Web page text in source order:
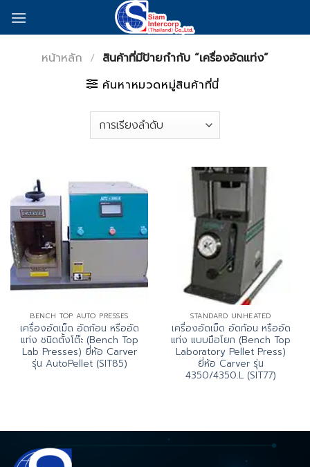
หน้าหลัก / สินค้าที่มีป้ายกำกับ “เครื่องอัดแท่ง”
ค้นหาหมวดหมู่สินค้าที่นี่
BENCH TOP AUTO PRESSES
เครื่องอัดเม็ด อัดก้อน หรืออัด
แท่ง ชนิดตั้งโต๊ะ (Bench Top
Lab Presses) ยี่ห้อ Carver
รุ่น AutoPellet (SIT85)
STANDARD UNHEATED
เครื่องอัดเม็ด อัดก้อน หรืออัด
แท่ง แบบมือโยก (Bench Top
Laboratory Pellet Press)
ยี่ห้อ Carver รุ่น
4350/4350.L (SIT77)